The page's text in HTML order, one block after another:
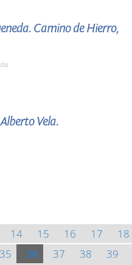
Camino de Hierro,
Vela.
14 15 16 17 18
35 36 37 38 39